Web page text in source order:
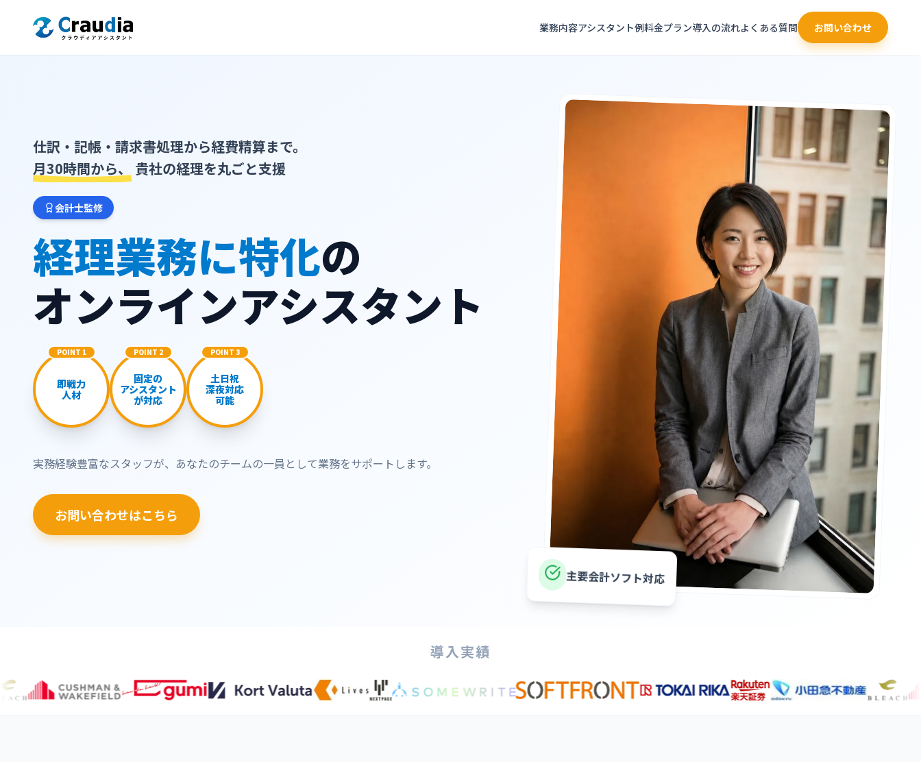
業務内容アシスタント例料金プラン導入の流れよくある質問 お問い合わせ
仕訳・記帳・請求書処理から経費精算まで。
月30時間から、
貴社の経理を丸ごと支援
会計士監修
経理業務に特化の
オンラインアシスタント
POINT 1
即戦力
人材
POINT 2
固定の
アシスタント
が対応
POINT 3
土日祝
深夜対応
可能
実務経験豊富なスタッフが、あなたのチームの一員として業務をサポートします。
お問い合わせはこちら
主要会計ソフト対応
導入実績